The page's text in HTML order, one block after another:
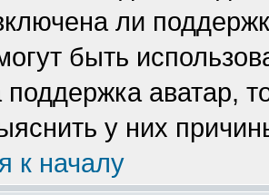
ли
быть
поддержка аватар,
у них
к началу